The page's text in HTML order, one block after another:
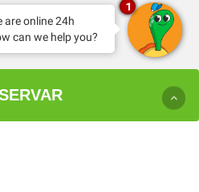
transparencia
mejor precio web
are online 24h
can we help you?
1